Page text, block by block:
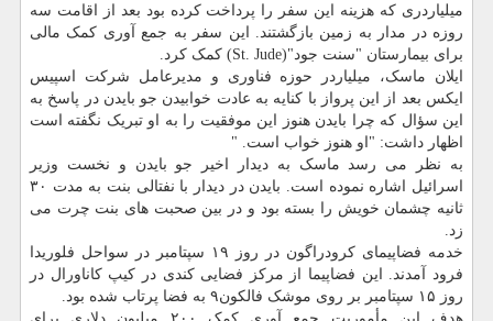
میلیاردری که هزینه این سفر را پرداخت کرده بود بعد از اقامت سه
روزه در مدار به زمین بازگشتند. این سفر به جمع آوری کمک مالی
برای بیمارستان "سنت جود"(St. Jude) کمک کرد.
ایلان ماسک، میلیاردر حوزه فناوری و مدیرعامل شرکت اسپیس
ایکس بعد از این پرواز با کنایه به عادت خوابیدن جو بایدن در پاسخ به
این سؤال که چرا بایدن هنوز این موفقیت را به او تبریک نگفته است
اظهار داشت: "او هنوز خواب است. "
به نظر می رسد ماسک به دیدار اخیر جو بایدن و نخست وزیر
اسرائیل اشاره نموده است. بایدن در دیدار با نفتالی بنت به مدت ۳۰
ثانیه چشمان خویش را بسته بود و در بین صحبت های بنت چرت می
زد.
خدمه فضاپیمای کرودراگون در روز ۱۹ سپتامبر در سواحل فلوریدا
فرود آمدند. این فضاپیما از مرکز فضایی کندی در کیپ کاناورال در
روز ۱۵ سپتامبر بر روی موشک فالکون۹ به فضا پرتاب شده بود.
هدف این مأموریت جمع آوری کمک ۲۰۰ میلیون دلاری برای